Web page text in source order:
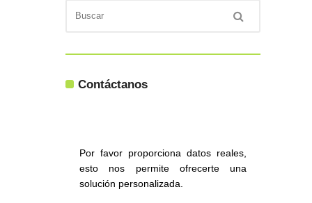
Contáctanos
Por favor proporciona datos reales,
esto nos permite ofrecerte una
solución personalizada.